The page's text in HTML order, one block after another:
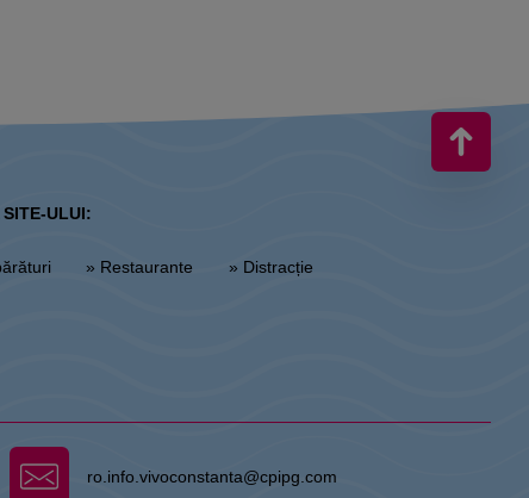
SITE-ULUI:
» Restaurante » Distracție
ro.info.vivoconstanta@cpipg.com